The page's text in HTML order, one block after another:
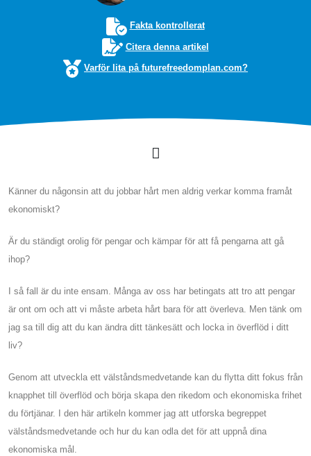
Fakta kontrollerat
Citera denna artikel
Varför lita på futurefreedomplan.com?
Känner du någonsin att du jobbar hårt men aldrig verkar komma framåt
ekonomiskt?
Är du ständigt orolig för pengar och kämpar för att få pengarna att gå
ihop?
I så fall är du inte ensam. Många av oss har betingats att tro att pengar
är ont om och att vi måste arbeta hårt bara för att överleva. Men tänk om
jag sa till dig att du kan ändra ditt tänkesätt och locka in överflöd i ditt
liv?
Genom att utveckla ett välståndsmedvetande kan du flytta ditt fokus från
knapphet till överflöd och börja skapa den rikedom och ekonomiska frihet
du förtjänar. I den här artikeln kommer jag att utforska begreppet
välståndsmedvetande och hur du kan odla det för att uppnå dina
ekonomiska mål.